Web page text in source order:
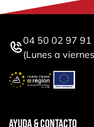
04 50 02 97 91
(Lunes a
AYUDA & CONTACTO